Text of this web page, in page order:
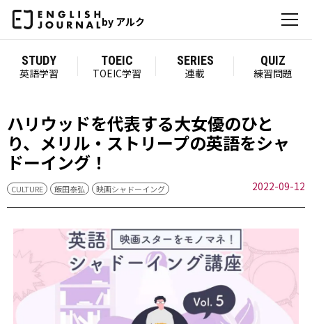
by アルク
STUDY
英語学習
TOEIC
TOEIC学習
SERIES
連載
QUIZ
練習問題
ハリウッドを代表する大女優のひと
り、メリル・ストリープの英語をシャ
ドーイング！
CULTURE 飯田泰弘 映画シャドーイング 2022-09-12